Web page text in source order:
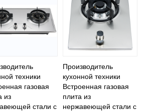
техники
газовая
из
стали с
Производитель
кухонной техники
Встроенная газовая
плита из
нержавеющей стали с